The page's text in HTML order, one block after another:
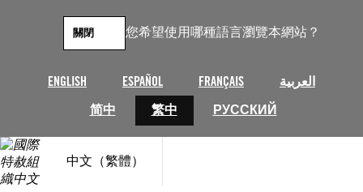
您希望使用哪種語言瀏覽本網站？
ENGLISH ESPAÑOL FRANÇAIS
العربية
简中
繁中 РУССКИЙ
關閉
中文（繁體）